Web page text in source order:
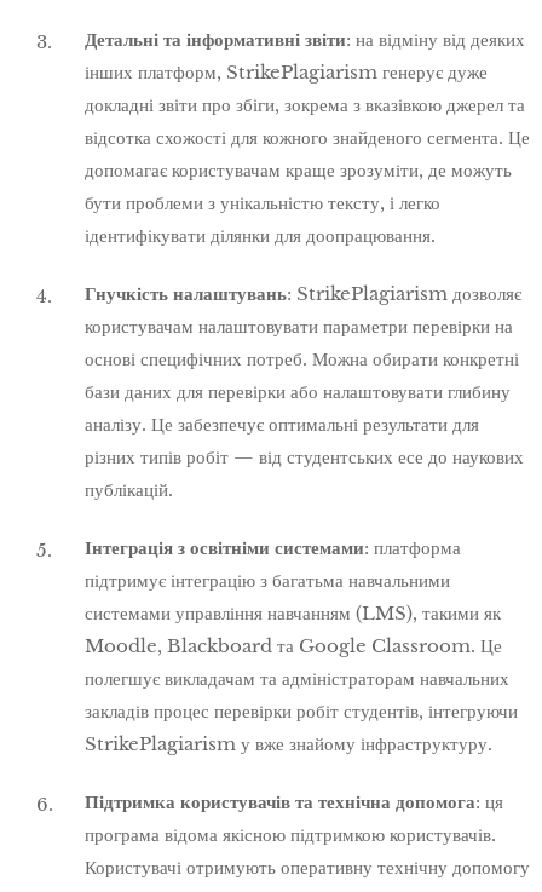
Детальні та інформативні звіти: на відміну від деяких
інших платформ, StrikePlagiarism генерує дуже
докладні звіти про збіги, зокрема з вказівкою джерел та
відсотка схожості для кожного знайденого сегмента. Це
допомагає користувачам краще зрозуміти, де можуть
бути проблеми з унікальністю тексту, і легко
ідентифікувати ділянки для доопрацювання.
Гнучкість налаштувань: StrikePlagiarism дозволяє
користувачам налаштовувати параметри перевірки на
основі специфічних потреб. Можна обирати конкретні
бази даних для перевірки або налаштовувати глибину
аналізу. Це забезпечує оптимальні результати для
різних типів робіт — від студентських есе до наукових
публікацій.
Інтеграція з освітніми системами: платформа
підтримує інтеграцію з багатьма навчальними
системами управління навчанням (LMS), такими як
Moodle, Blackboard та Google Classroom. Це
полегшує викладачам та адміністраторам навчальних
закладів процес перевірки робіт студентів, інтегруючи
StrikePlagiarism у вже знайому інфраструктуру.
Підтримка користувачів та технічна допомога: ця
програма відома якісною підтримкою користувачів.
Користувачі отримують оперативну технічну допомогу